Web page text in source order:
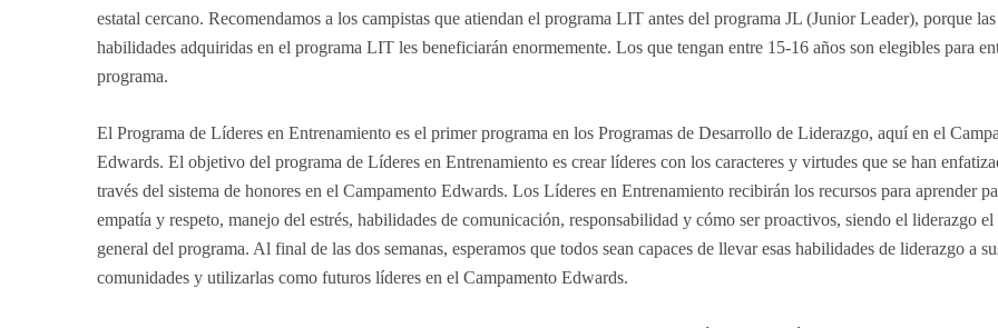
estatal cercano. Recomendamos a los campistas que atiendan el programa LIT antes del programa JL (Junior Leader), porque las
habilidades adquiridas en el programa LIT les beneficiarán enormemente. Los que tengan entre 15-16 años son elegibles para
programa.
El Programa de Líderes en Entrenamiento es el primer programa en los Programas de Desarrollo de Liderazgo, aquí en el
Edwards. El objetivo del programa de Líderes en Entrenamiento es crear líderes con los caracteres y virtudes que se han
través del sistema de honores en el Campamento Edwards. Los Líderes en Entrenamiento recibirán los recursos para aprender
empatía y respeto, manejo del estrés, habilidades de comunicación, responsabilidad y cómo ser proactivos, siendo el liderazgo
general del programa. Al final de las dos semanas, esperamos que todos sean capaces de llevar esas habilidades de liderazgo a
comunidades y utilizarlas como futuros líderes en el Campamento Edwards.